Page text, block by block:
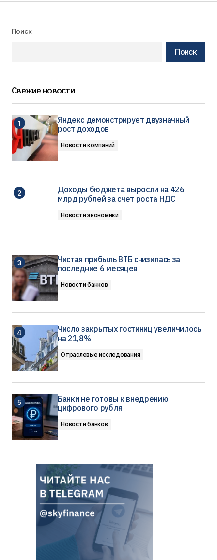
Поиск
Поиск
Свежие новости
Яндекс демонстрирует двузначный
рост доходов
Новости компаний
Доходы бюджета выросли на 426
млрд рублей за счет роста НДС
Новости экономики
Чистая прибыль ВТБ снизилась за
последние 6 месяцев
Новости банков
Число закрытых гостиниц увеличилось
на 21,8%
Отраслевые исследования
Банки не готовы к внедрению
цифрового рубля
Новости банков